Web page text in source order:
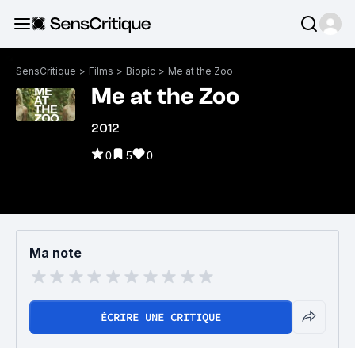
SensCritique > Films > Biopic > Me at the Zoo
Me at the Zoo
2012
0 5 0
Ma note
ÉCRIRE UNE CRITIQUE